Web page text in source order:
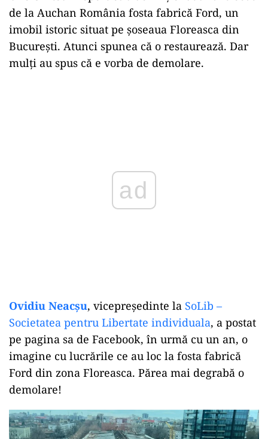
de la Auchan România fosta fabrică Ford, un
imobil istoric situat pe șoseaua Floreasca din
București. Atunci spunea că o restaurează. Dar
mulți au spus că e vorba de demolare.
ad
Ovidiu Neacșu, vicepreședinte la SoLib –
Societatea pentru Libertate individuala, a postat
pe pagina sa de Facebook, în urmă cu un an, o
imagine cu lucrările ce au loc la fosta fabrică
Ford din zona Floreasca. Părea mai degrabă o
demolare!